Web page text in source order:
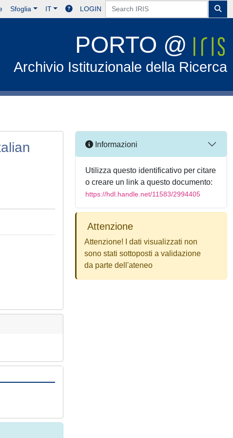
Sfoglia IT LOGIN
PORTO @
Archivio Istituzionale della Ricerca
Informazioni
Utilizza questo identificativo per citare
o creare un link a questo documento:
https://hdl.handle.net/11583/2994405
Attenzione
Attenzione! I dati visualizzati non
sono stati sottoposti a validazione
da parte dell'ateneo